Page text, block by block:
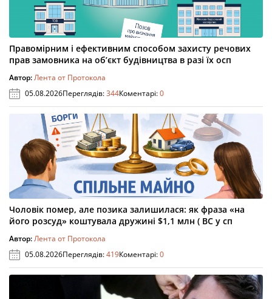
Правомірним і ефективним способом захисту речових
прав замовника на об’єкт будівництва в разі їх осп
Автор:Лента от Протокола
05.08.2026Переглядів:344Коментарі:0
Чоловік помер, але позика залишилася: як фраза «на
його розсуд» коштувала дружині $1,1 млн ( ВС у сп
Автор:Лента от Протокола
05.08.2026Переглядів:419Коментарі:0